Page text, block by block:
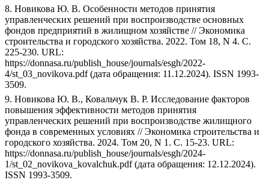
8. Новикова Ю. В. Особенности методов принятия
управленческих решений при воспроизводстве основных
фондов предприятий в жилищном хозяйстве // Экономика
строительства и городского хозяйства. 2022. Том 18, N 4. С.
225-230. URL:
https://donnasa.ru/publish_house/journals/esgh/2022-
4/st_03_novikova.pdf (дата обращения: 11.12.2024). ISSN 1993-
3509.
9. Новикова Ю. В., Ковальчук В. Р. Исследование факторов
повышения эффективности методов принятия
управленческих решений при воспроизводстве жилищного
фонда в современных условиях // Экономика строительства и
городского хозяйства. 2024. Том 20, N 1. С. 15-23. URL:
https://donnasa.ru/publish_house/journals/esgh/2024-
1/st_02_novikova_kovalchuk.pdf (дата обращения: 12.12.2024).
ISSN 1993-3509.